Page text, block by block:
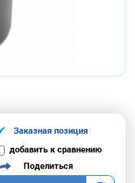
Заказная позиция
добавить к сравнению
Поделиться